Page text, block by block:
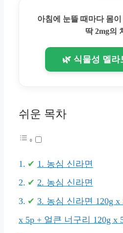
아침에 눈뜰 때마다 몸
딱 2mg의
🌿 식물성 멜라
쉬운 목차
1. 농심 신라면
2. 농심 신라면
3. 농심 신라면 120g x
x 5p + 얼큰 너구리 120g x